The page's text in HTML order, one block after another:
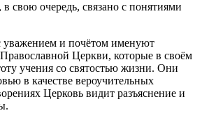
свою очередь, связано с понятиями
и почётом именуют
Церкви, которые в своём
учения со святостью жизни. Они
в качестве вероучительных
Церковь видит разъяснение и